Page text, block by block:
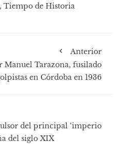
, Tiempo de Historia
Anterior
Tarazona, fusilado
en Córdoba en 1936
del principal ‘imperio
del siglo XIX